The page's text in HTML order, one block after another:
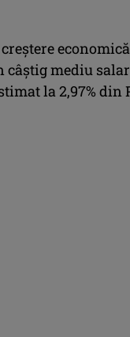
câştig mediu
la 2,97% din